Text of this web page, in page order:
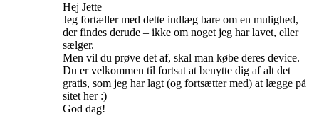
Hej Jette
Jeg fortæller med dette indlæg bare om en mulighed,
der findes derude – ikke om noget jeg har lavet, eller
sælger.
Men vil du prøve det af, skal man købe deres device.
Du er velkommen til fortsat at benytte dig af alt det
gratis, som jeg har lagt (og fortsætter med) at lægge på
sitet her :)
God dag!